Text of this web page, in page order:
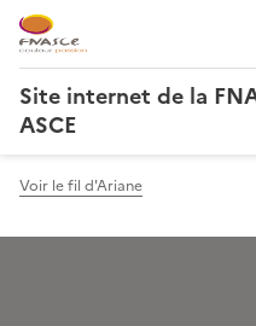
Site internet de la
ASCE
Voir le fil d'Ariane